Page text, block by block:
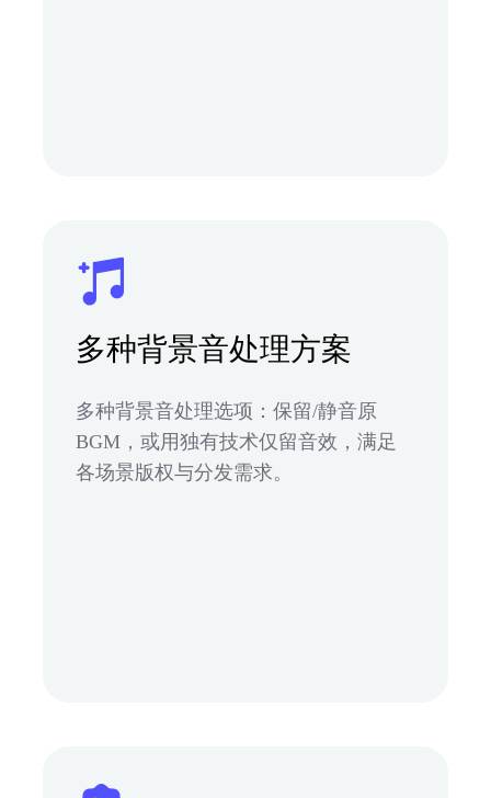
多种背景音处理方案
多种背景音处理选项：保留/静音原
BGM，或用独有技术仅留音效，满足
各场景版权与分发需求。